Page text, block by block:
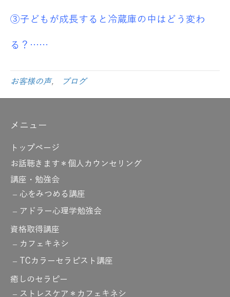
③子どもが成長すると冷蔵庫の中はどう変わ
る？……
お客様の声, ブログ
メニュー
トップページ
お話聴きます＊個人カウンセリング
講座・勉強会
心をみつめる講座
アドラー心理学勉強会
資格取得講座
カフェキネシ
TCカラーセラピスト講座
癒しのセラピー
ストレスケア＊カフェキネシ